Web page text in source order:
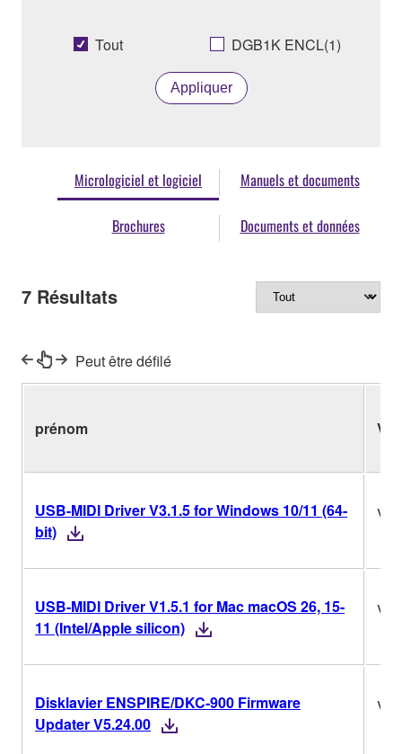
Tout DGB1K ENCL(1)
Appliquer
Micrologiciel et logiciel Manuels et documents
Brochures Documents et données
7 Résultats
Peut être défilé
prénom Ver.
USB-MIDI Driver V3.1.5 for Windows 10/11 (64-
bit)
USB-MIDI Driver V1.5.1 for Mac macOS 26, 15-
11 (Intel/Apple silicon)
Disklavier ENSPIRE/DKC-900 Firmware
Updater V5.24.00